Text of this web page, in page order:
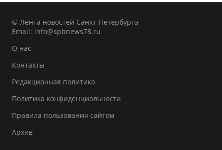
© Лента новостей Санкт-Петербурга
Email: info@spbnews78.ru
О нас
Контакты
Редакционная политика
Политика конфиденциальности
Правила пользования сайтом
Архив